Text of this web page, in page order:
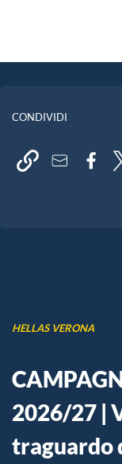
CONDIVIDI
HELLAS VERONA
2026/27 |
traguardo